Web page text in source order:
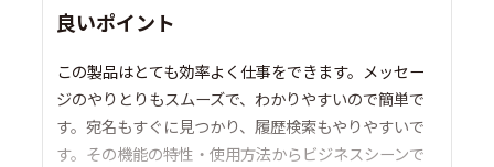
良いポイント
この製品はとても効率よく仕事をできます。メッセー
ジのやりとりもスムーズで、わかりやすいので簡単で
す。宛名もすぐに見つかり、履歴検索もやりやすいで
す。その機能の特性・使用方法からビジネスシーンで